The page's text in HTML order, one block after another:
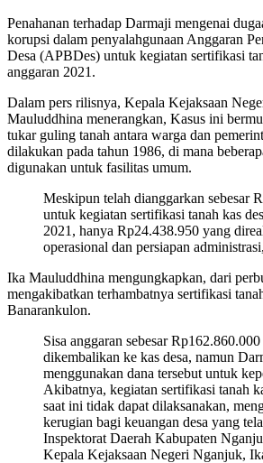
Penahanan terhadap Darmaji mengenai
korupsi dalam penyalahgunaan Anggaran
Desa (APBDes) untuk kegiatan sertifikasi
anggaran 2021.
Dalam pers rilisnya, Kepala Kejaksaan
Mauluddhina menerangkan, Kasus ini
tukar guling tanah antara warga dan
dilakukan pada tahun 1986, di mana
digunakan untuk fasilitas umum.
Meskipun telah dianggarkan sebesar
untuk kegiatan sertifikasi tanah kas
2021, hanya Rp24.438.950 yang
operasional dan persiapan
Ika Mauluddhina mengungkapkan, dari
mengakibatkan terhambatnya sertifikasi
Banarankulon.
Sisa anggaran sebesar Rp162.860.000
dikembalikan ke kas desa, namun
menggunakan dana tersebut untuk
Akibatnya, kegiatan sertifikasi tanah
saat ini tidak dapat dilaksanakan,
kerugian bagi keuangan desa yang
Inspektorat Daerah Kabupaten
Kepala Kejaksaan Negeri Nganjuk,